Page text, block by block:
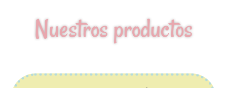
Nuestros productos